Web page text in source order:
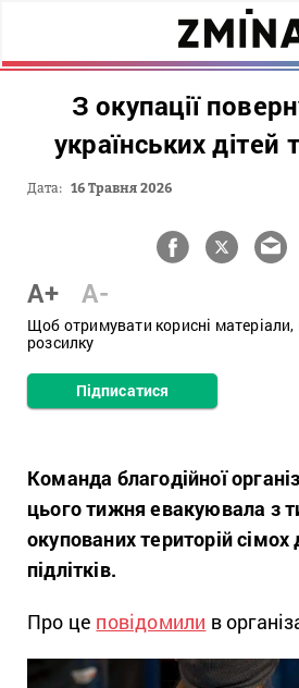
З окупації
українських дітей
Дата: 16 Травня 2026
A+ A-
Щоб отримувати корисні матеріали,
розсилку
Підписатися
Команда благодійної
цього тижня евакуювала з
окупованих територій сімох
підлітків.
Про це повідомили в